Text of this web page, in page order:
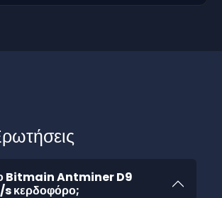
Bitmain Antminer D9
s κερδοφόρο;